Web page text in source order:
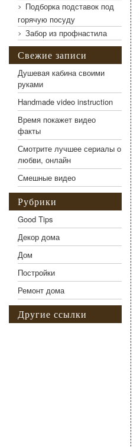
Подборка подставок под
горячую посуду
Забор из профнастила
Свежие записи
Душевая кабина своими
руками
Handmade video instruction
Время покажет видео
факты
Смотрите лучшее сериалы о
любви, онлайн
Смешные видео
Рубрики
Good Tips
Декор дома
Дом
Постройки
Ремонт дома
Другие ссылки